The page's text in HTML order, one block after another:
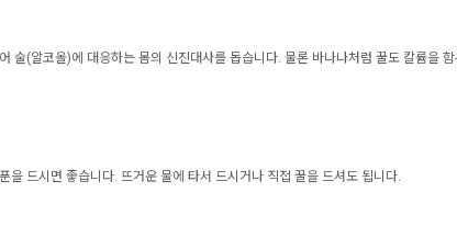
술(알코올)에 대응하는 몸의 신진대사를 돕습니다. 물론 바나나처럼 꿀도 칼륨을
드시면 좋습니다. 뜨거운 물에 타서 드시거나 직접 꿀을 드셔도 됩니다.